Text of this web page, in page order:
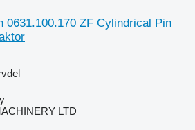
0631.100.170 ZF Cylindrical Pin
LTD